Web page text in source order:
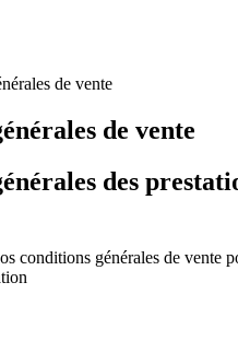
de vente
de vente
des
conditions générales de vente